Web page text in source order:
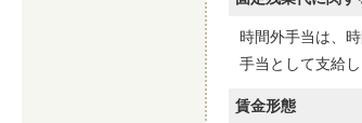
時間外手当は、
手当として支給
賃金形態